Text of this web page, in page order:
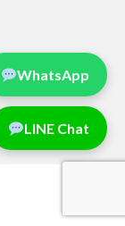
LINE Chat
WhatsApp